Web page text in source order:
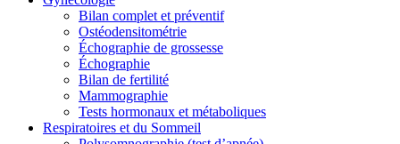
Bilan complet et préventif
Ostéodensitométrie
Échographie de grossesse
Échographie
Bilan de fertilité
Mammographie
Tests hormonaux et métaboliques
Respiratoires et du Sommeil